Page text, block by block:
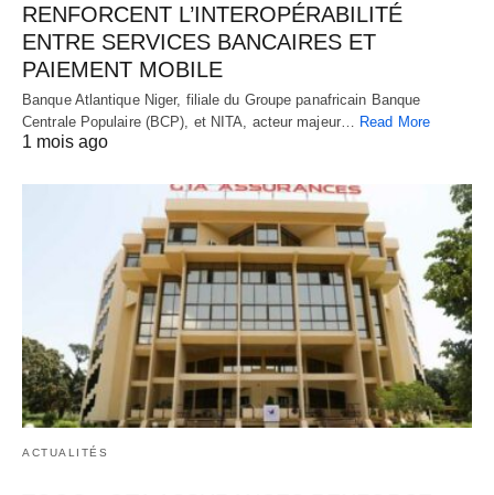
RENFORCENT L’INTEROPÉRABILITÉ
ENTRE SERVICES BANCAIRES ET
PAIEMENT MOBILE
Banque Atlantique Niger, filiale du Groupe panafricain Banque
Centrale Populaire (BCP), et NITA, acteur majeur… Read More
1 mois ago
ACTUALITÉS